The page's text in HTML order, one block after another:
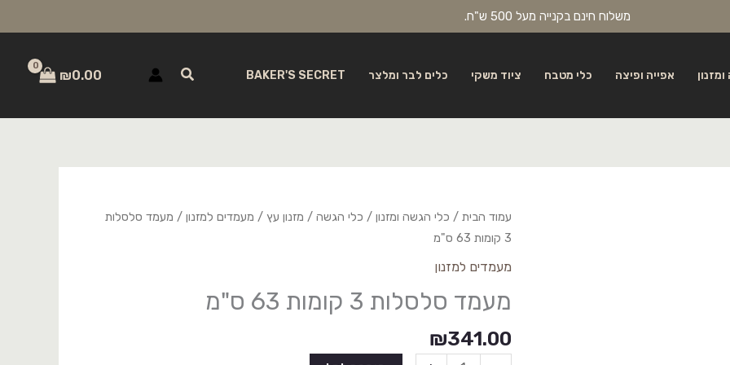
משלוח חינם בקנייה מעל 500 ש"ח.
אפייה ופיצה כלי מטבח ציוד משקי כלים לבר ומלצר BAKER'S SECRET חיפוש ₪0.00
עמוד הבית / כלי הגשה ומזנון / כלי הגשה / מזנון עץ / מעמדים למזנון / מעמד סלסלות
3 קומות 63 ס"מ
מעמדים למזנון
מעמד סלסלות 3 קומות 63 ס"מ
₪341.00